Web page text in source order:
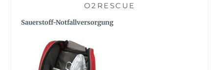
O2RESCUE
Sauerstoff-Notfallversorgung